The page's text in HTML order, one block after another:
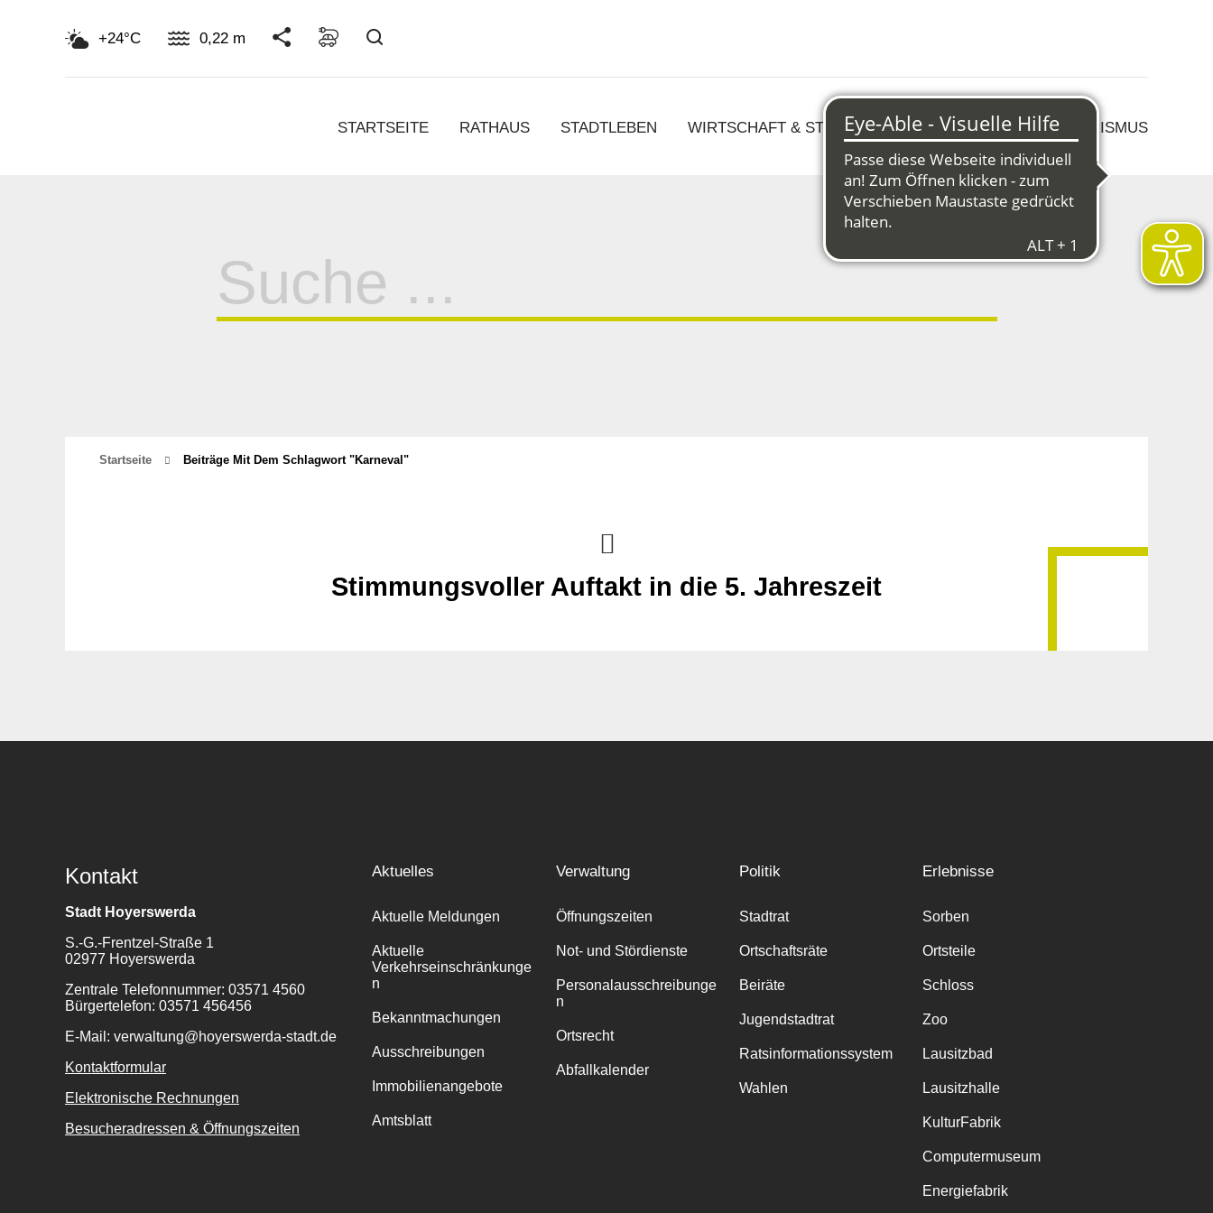
+24°C 0,22 m
STARTSEITE RATHAUS STADTLEBEN WIRTSCHAFT & STRUKTURWANDEL KULTUR & TOURISMUS
für:
Startseite Beiträge Mit Dem Schlagwort "Karneval"
Stimmungsvoller Auftakt in die 5. Jahreszeit
Kontakt
Stadt Hoyerswerda
S.-G.-Frentzel-Straße 1
02977 Hoyerswerda
Zentrale Telefonnummer: 03571 4560
Bürgertelefon: 03571 456456
E-Mail: verwaltung@hoyerswerda-stadt.de
Kontaktformular
Elektronische Rechnungen
Besucheradressen & Öffnungszeiten
Aktuelles
Aktuelle Meldungen
Aktuelle
Verkehrseinschränkunge
n
Bekanntmachungen
Ausschreibungen
Immobilienangebote
Amtsblatt
Verwaltung
Öffnungszeiten
Not- und Stördienste
Personalausschreibunge
n
Ortsrecht
Abfallkalender
Politik
Stadtrat
Ortschaftsräte
Beiräte
Jugendstadtrat
Ratsinformationssystem
Wahlen
Erlebnisse
Sorben
Ortsteile
Schloss
Zoo
Lausitzbad
Lausitzhalle
KulturFabrik
Computermuseum
Energiefabrik